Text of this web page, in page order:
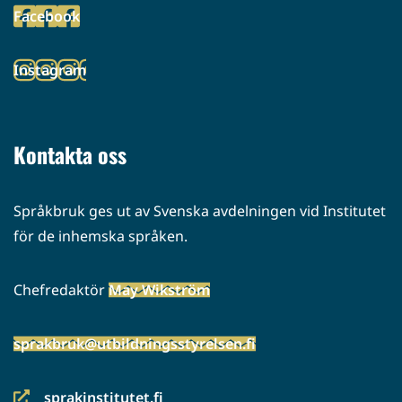
palveluun)
Facebook
(siirryt
palveluun)
Instagram
(siirryt
Kontakta oss
Språkbruk ges ut av Svenska avdelningen vid Institutet
för de inhemska språken.
ChefredaktörMay Wikström
sprakbruk@utbildningsstyrelsen.fi
sprakinstitutet.fi